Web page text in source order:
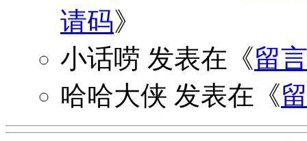
请码》
小话唠 发表在《留
哈哈大侠 发表在《